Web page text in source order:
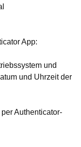
App:
und
und Uhrzeit der
Authenticator-